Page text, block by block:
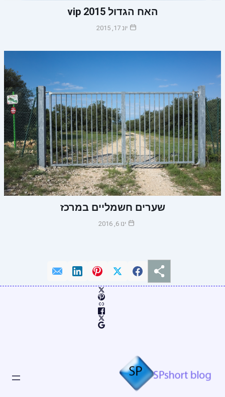
האח הגדול 2015 vip
יונ 17, 2015
שערים חשמליים במרכז
ינו 6, 2016